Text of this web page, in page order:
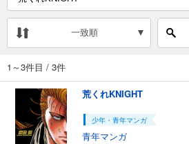
一致順
1～3件目 / 3件
荒くれKNIGHT
少年・青年マンガ
青年マンガ